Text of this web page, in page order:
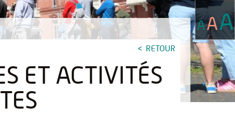
RETOUR
ET ACTIVITÉS
AAA